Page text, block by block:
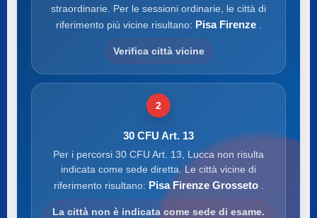
straordinarie. Per le sessioni ordinarie, le città di
riferimento più vicine risultano: Pisa Firenze
Verifica città vicine
2
30 CFU Art. 13
Per i percorsi 30 CFU Art. 13, Lucca non risulta
indicata come sede diretta. Le città vicine di
riferimento risultano: Pisa Firenze Grosseto
La città non è indicata come sede di esame.